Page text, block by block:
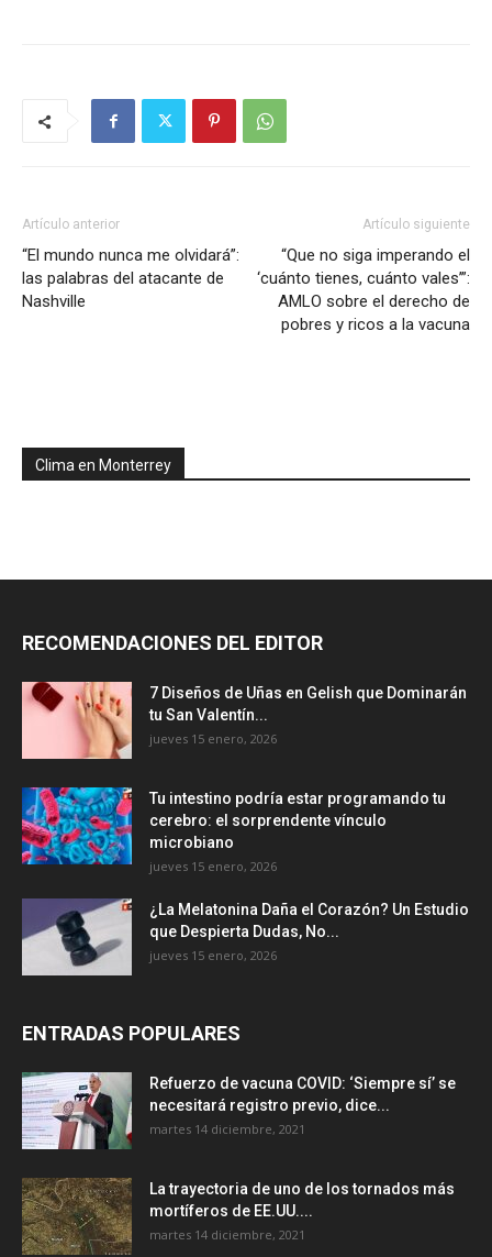
Artículo anterior
“El mundo nunca me olvidará”:
las palabras del atacante de
Nashville
Artículo siguiente
“Que no siga imperando el
‘cuánto tienes, cuánto vales’”:
AMLO sobre el derecho de
pobres y ricos a la vacuna
Clima en Monterrey
RECOMENDACIONES DEL EDITOR
7 Diseños de Uñas en Gelish que Dominarán
tu San Valentín...
jueves 15 enero, 2026
Tu intestino podría estar programando tu
cerebro: el sorprendente vínculo
microbiano
jueves 15 enero, 2026
¿La Melatonina Daña el Corazón? Un Estudio
que Despierta Dudas, No...
jueves 15 enero, 2026
ENTRADAS POPULARES
Refuerzo de vacuna COVID: ‘Siempre sí’ se
necesitará registro previo, dice...
martes 14 diciembre, 2021
La trayectoria de uno de los tornados más
mortíferos de EE.UU....
martes 14 diciembre, 2021